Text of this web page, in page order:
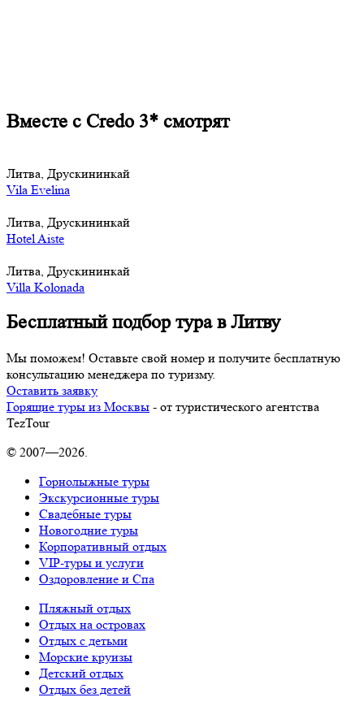
Вместе с Credo 3* смотрят
Литва, Друскининкай
Vila Evelina
Литва, Друскининкай
Hotel Aiste
Литва, Друскининкай
Villa Kolonada
Бесплатный подбор тура в Литву
Мы поможем! Оставьте свой номер и получите бесплатную
консультацию менеджера по туризму.
Оставить заявку
Горящие туры из Москвы - от туристического агентства
TezTour
© 2007—2026.
Горнолыжные туры
Экскурсионные туры
Свадебные туры
Новогодние туры
Корпоративный отдых
VIP-туры и услуги
Оздоровление и Спа
Пляжный отдых
Отдых на островах
Отдых с детьми
Морские круизы
Детский отдых
Отдых без детей